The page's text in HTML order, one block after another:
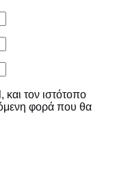
τον ιστότοπο
φορά που θα